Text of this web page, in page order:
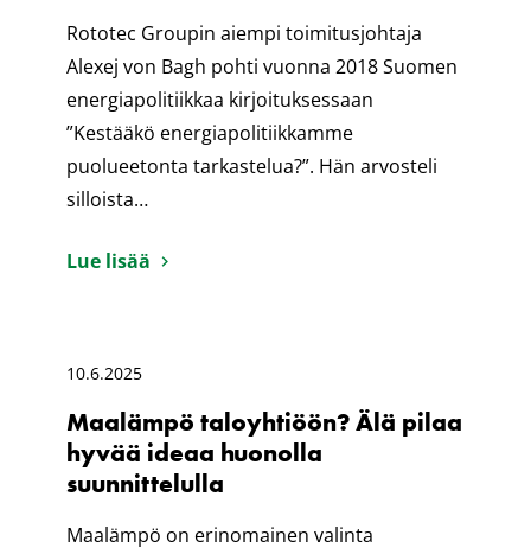
Rototec Groupin aiempi toimitusjohtaja
Alexej von Bagh pohti vuonna 2018 Suomen
energiapolitiikkaa kirjoituksessaan
”Kestääkö energiapolitiikkamme
puolueetonta tarkastelua?”. Hän arvosteli
silloista…
Lue lisää
10.6.2025
Maalämpö taloyhtiöön? Älä pilaa
hyvää ideaa huonolla
suunnittelulla
Maalämpö on erinomainen valinta